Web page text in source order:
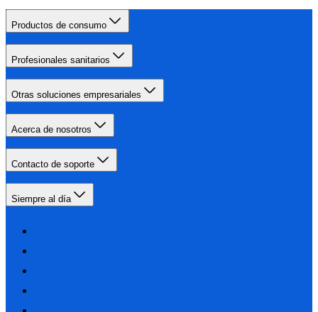
Productos de consumo
Profesionales sanitarios
Otras soluciones empresariales
Acerca de nosotros
Contacto de soporte
Siempre al día